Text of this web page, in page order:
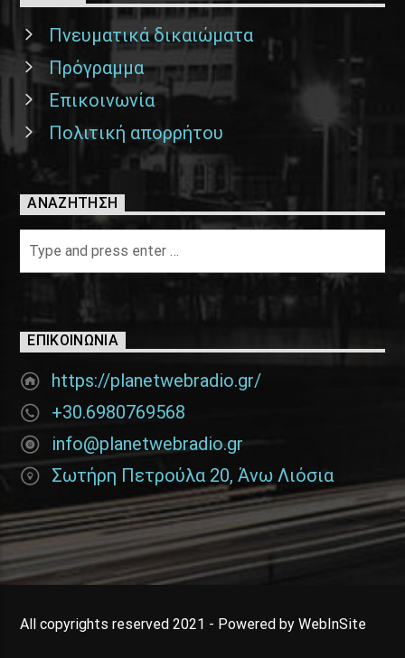
Πνευματικά δικαιώματα
Πρόγραμμα
Επικοινωνία
Πολιτική απορρήτου
ΑΝΑΖΉΤΗΣΗ
ΕΠΙΚΟΙΝΩΝΊΑ
https://planetwebradio.gr/
+30.6980769568
info@planetwebradio.gr
Σωτήρη Πετρούλα 20, Άνω Λιόσια
All copyrights reserved 2021 - Powered by WebInSite